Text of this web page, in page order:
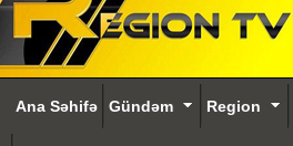
Ana Səhifə Gündəm Region